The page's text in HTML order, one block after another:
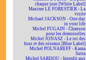
chaque jour [White Label]
Maxime LE FORESTIER - La
visite
Michael JACKSON - One day
in your life
Michel FUGAIN - Chanson
pour les demoiselles
Michel JONASZ - Le roi des
fous et des oiseaux [Blue Label]
Michel POLNAREFF - Kama
Sutra
Michel SARDOU - Interdit aux